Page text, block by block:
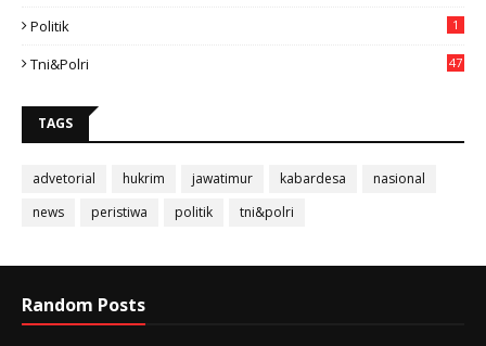
Politik 1
Tni&polri 47
TAGS
advetorial hukrim jawatimur kabardesa
nasional
news
peristiwa politik tni&polri
Random Posts